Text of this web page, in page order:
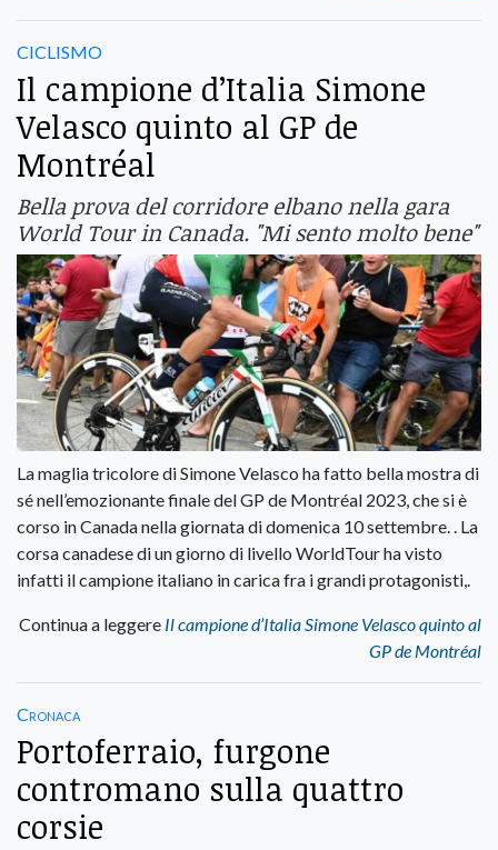
CICLISMO
Il campione d’Italia Simone
Velasco quinto al GP de
Montréal
Bella prova del corridore elbano nella gara
World Tour in Canada. "Mi sento molto bene"
La maglia tricolore di Simone Velasco ha fatto bella mostra di
sé nell’emozionante finale del GP de Montréal 2023, che si è
corso in Canada nella giornata di domenica 10 settembre. . La
corsa canadese di un giorno di livello WorldTour ha visto
infatti il campione italiano in carica fra i grandi protagonisti,.
Continua a leggere Il campione d’Italia Simone Velasco quinto al
GP de Montréal
Cronaca
Portoferraio, furgone
contromano sulla quattro
corsie